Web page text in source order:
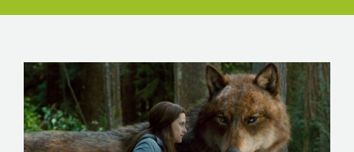
SZERZŐ
KAPCSOLAT